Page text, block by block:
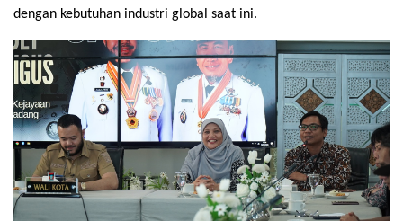
dengan kebutuhan industri global saat ini.